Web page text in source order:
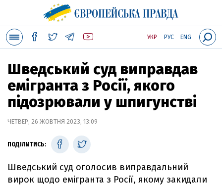
УКР РУС ENG
Шведський суд виправдав
емігранта з Росії, якого
підозрювали у шпигунстві
ЧЕТВЕР, 26 ЖОВТНЯ 2023, 13:09
ПОДІЛИТИСЬ:
Шведський суд оголосив виправдальний
вирок щодо емігранта з Росії, якому закидали